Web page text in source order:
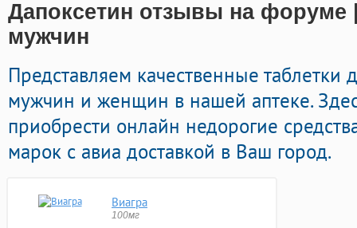
Дапоксетин отзывы на форуме
мужчин
Представляем качественные таблетки
мужчин и женщин в нашей аптеке.
приобрести онлайн недорогие
марок с авиа доставкой в Ваш город.
Виагра
100мг